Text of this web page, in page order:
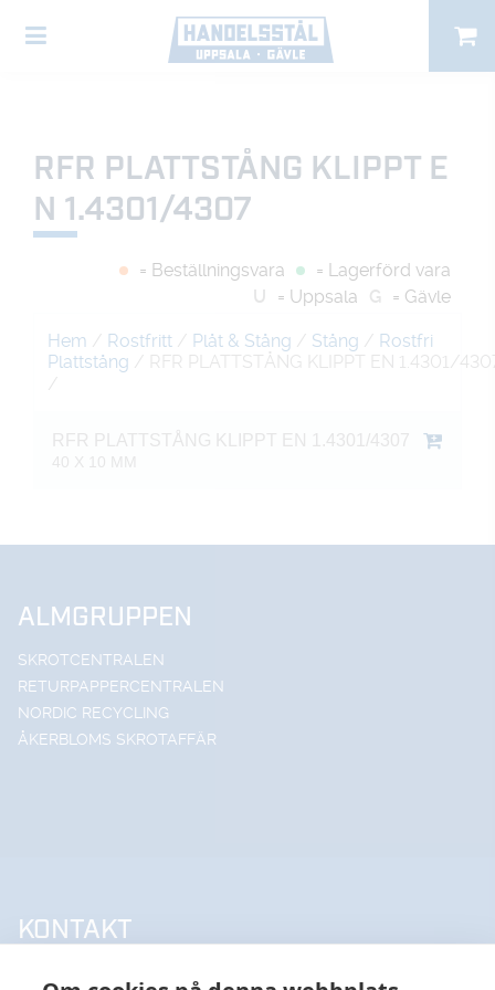
RFR PLATTSTÅNG KLIPPT E
N 1.4301/4307
= Beställningsvara
= Lagerförd vara
U
= Uppsala G = Gävle
Hem / Rostfritt / Plåt & Stång / Stång / Rostfri
Plattstång / RFR PLATTSTÅNG KLIPPT EN 1.4301/
/
RFR PLATTSTÅNG KLIPPT EN 1.4301/4307
40 X 10 MM
ALMGRUPPEN
SKROTCENTRALEN
RETURPAPPERCENTRALEN
NORDIC RECYCLING
ÅKERBLOMS SKROTAFFÄR
KONTAKT